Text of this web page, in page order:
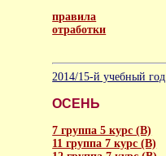
правила
отработки
2014/15-й учебный год
ОСЕНЬ
7 группа 5 курс (В)
11 группа 7 курс (В)